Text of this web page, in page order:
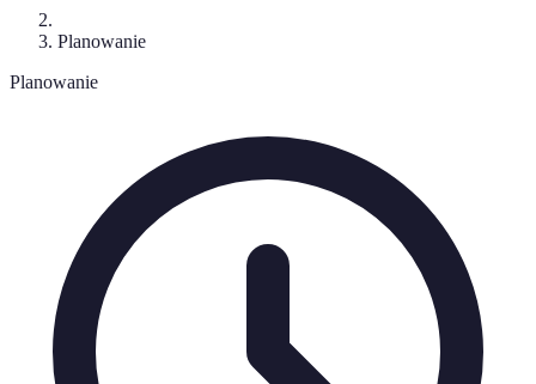
Planowanie
Planowanie